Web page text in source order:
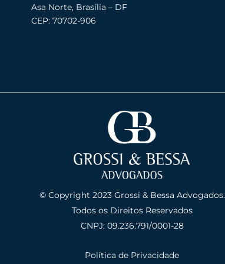
Asa Norte, Brasília – DF
CEP: 70702-906
© Copyright 2023 Grossi & Bessa Advogados.
Todos os Direitos Reservados
CNPJ: 09.236.791/0001-28
Política de Privacidade